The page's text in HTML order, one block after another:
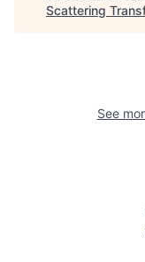
Scattering
See